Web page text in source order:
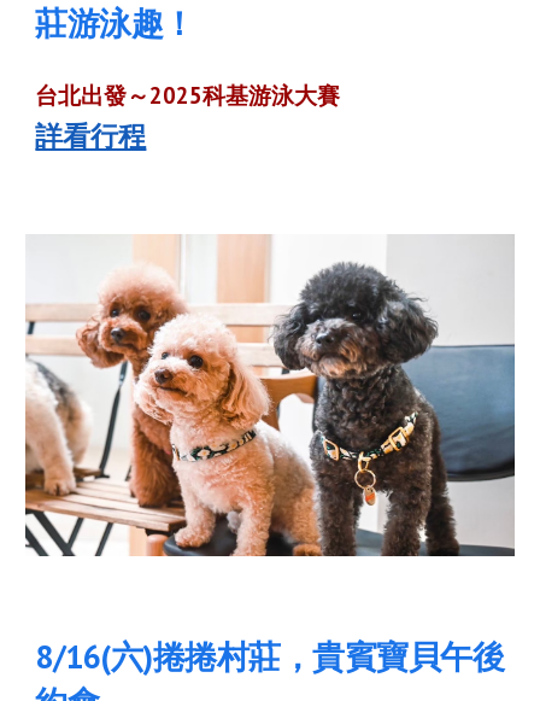
莊游泳趣！
台北出發～2025科基游泳大賽
詳看行程
8/16(六)捲捲村莊，貴賓寶貝午後